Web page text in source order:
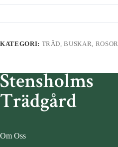
KATEGORI: TRÄD, BUSKAR, ROSOR
Om Oss